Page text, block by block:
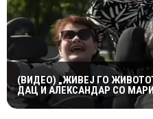
(ВИДЕО) „ЖИВЕЈ ГО
ДАЦ И АЛЕКСАНДАР СО
ПРЕТСТАВИЈА „ЗАСЕКОГАШ